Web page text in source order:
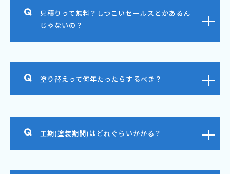
見積りって無料？しつこいセールスとかあるん
じゃないの？
塗り替えって何年たったらするべき？
工期(塗装期間)はどれぐらいかかる？